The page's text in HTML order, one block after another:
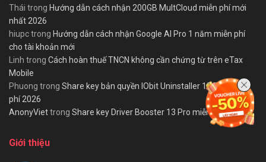
Thái trong Hướng dẫn cách nhận 200GB MultCloud miễn phí mới
nhất 2026
hiupctrong Hướng dẫn cách nhận Google AI Pro 1 năm miễn phí
cho tài khoản mới
Linh trong Cách hoàn thuế TNCN không cần chứng từ trên eTax
Mobile
Phuong trong Share key bản quyền IObit Uninstaller 15 PRO miễn
phí 2026
AnonyViettrong Share key Driver Booster 13 Pro miễn phí 2026
Giới thiệu